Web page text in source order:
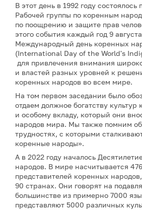
В этот день в 1992 году состоялось
Рабочей группы по коренным
по поощрению и защите прав
этого события каждый год 9
Международный день коренных
(International Day of the World's
для привлечения внимания
и властей разных уровней к
коренных народов во всем мире.
На том первом заседании было
отдаем должное богатству
и особому вкладу, который они
народов мира. Мы также помним
трудностях, с которыми
коренные народы».
А в 2022 году началось
народов. В мире насчитывается
представителей коренных
90 странах. Они говорят на
большинстве из примерно 7000
представляют 5000 различных